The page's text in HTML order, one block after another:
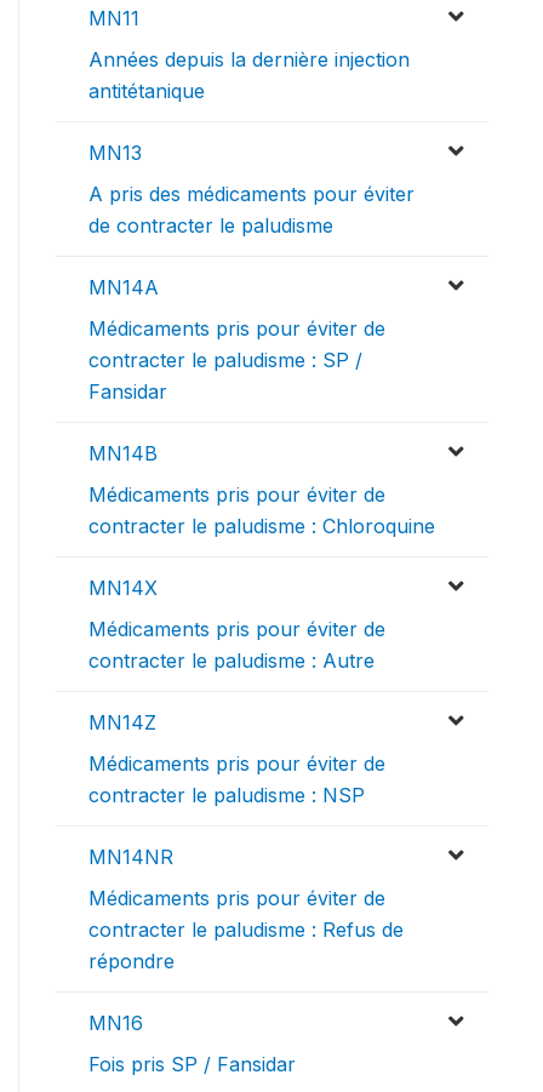
MN11
Années depuis la dernière injection
antitétanique
MN13
A pris des médicaments pour éviter
de contracter le paludisme
MN14A
Médicaments pris pour éviter de
contracter le paludisme : SP /
Fansidar
MN14B
Médicaments pris pour éviter de
contracter le paludisme : Chloroquine
MN14X
Médicaments pris pour éviter de
contracter le paludisme : Autre
MN14Z
Médicaments pris pour éviter de
contracter le paludisme : NSP
MN14NR
Médicaments pris pour éviter de
contracter le paludisme : Refus de
répondre
MN16
Fois pris SP / Fansidar